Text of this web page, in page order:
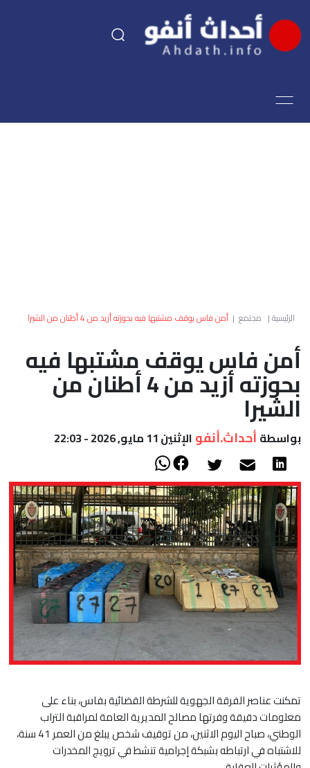
اقتصاد
العالم
أعمدة
الصحراء
الرئيسية| مجتمع | أمن فاس يوقف مشتبها فيه بحوزته أزيد من 4 أطنان من الشيرا
أمن فاس يوقف مشتبها فيه
بحوزته أزيد من 4 أطنان من
الشيرا
بواسطة أحداث.أنفو الإثنين 11 مايو, 2026 - 22:03
تمكنت عناصر الفرقة الجهوية للشرطة القضائية بفاس، بناء على
معلومات دقيقة وفرتها مصالح المديرية العامة لمراقبة التراب
الوطني، صباح اليوم الاثنين، من توقيف شخص يبلغ من العمر 41 سنة،
للاشتباه في ارتباطه بشبكة إجرامية تنشط في ترويج المخدرات